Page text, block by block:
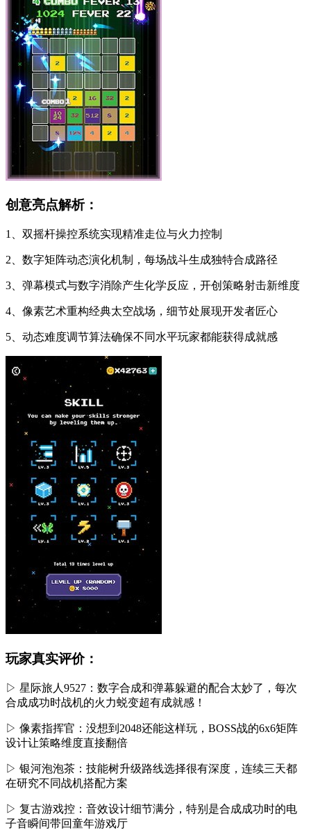
创意亮点解析：
1、双摇杆操控系统实现精准走位与火力控制
2、数字矩阵动态演化机制，每场战斗生成独特合成路径
3、弹幕模式与数字消除产生化学反应，开创策略射击新维度
4、像素艺术重构经典太空战场，细节处展现开发者匠心
5、动态难度调节算法确保不同水平玩家都能获得成就感
玩家真实评价：
▷ 星际旅人9527：数字合成和弹幕躲避的配合太妙了，每次
合成成功时战机的火力蜕变超有成就感！
▷ 像素指挥官：没想到2048还能这样玩，BOSS战的6x6矩阵
设计让策略维度直接翻倍
▷ 银河泡泡茶：技能树升级路线选择很有深度，连续三天都
在研究不同战机搭配方案
▷ 复古游戏控：音效设计细节满分，特别是合成成功时的电
子音瞬间带回童年游戏厅